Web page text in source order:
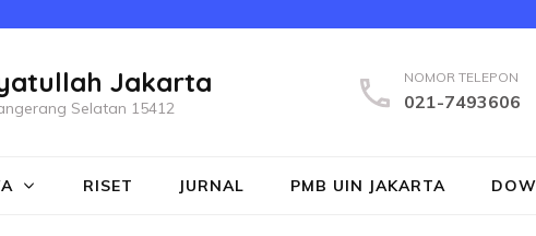
Jakarta
Selatan 15412
NOMOR TELEPON
021-7493606
RISET JURNAL PMB UIN JAKARTA